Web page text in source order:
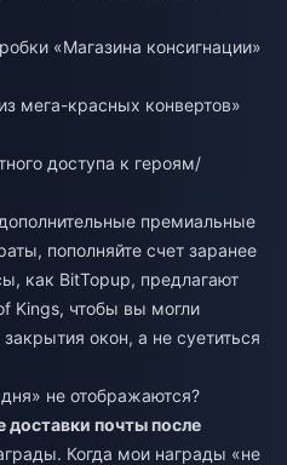
«Магазина консигнации»
мега-красных конвертов»
доступа к героям/
премиальные
пополняйте счет заранее
как BitTopup, предлагают
Kings, чтобы вы могли
окон, а не суетиться
не отображаются?
доставки почты после
Когда мои награды «не